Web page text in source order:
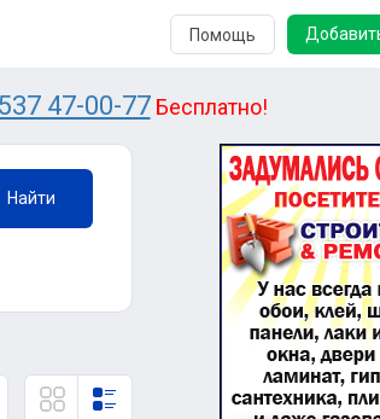
Помощь
47-00-77Бесплатно!
Найти